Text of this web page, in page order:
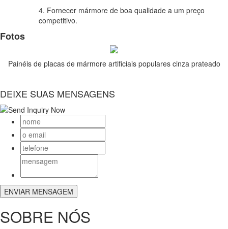
4. Fornecer mármore de boa qualidade a um preço
competitivo.
Fotos
Painéis de placas de mármore artificiais populares cinza prateado
DEIXE SUAS MENSAGENS
SOBRE NÓS